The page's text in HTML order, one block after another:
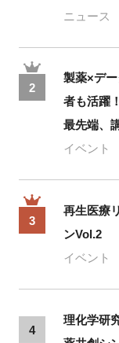
ニュース
2
製薬×デ
者も活躍
最先端、
イベント
3
再生医療
ンVol.2
イベント
4
理化学研